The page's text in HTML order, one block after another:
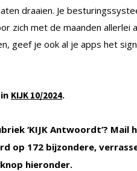
draaien. Je
zich met de maanden
geef je ook al je apps het
KIJK 10/2024.
‘KIJK Antwoordt’? Mail
op 172 bijzondere,
hieronder.